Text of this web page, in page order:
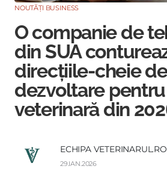
NOUTĂȚI BUSINESS
O companie de
din SUA
direcțiile-cheie de
dezvoltare
veterinară din
ECHIPA VETERINARUL.RO
29.IAN.2026